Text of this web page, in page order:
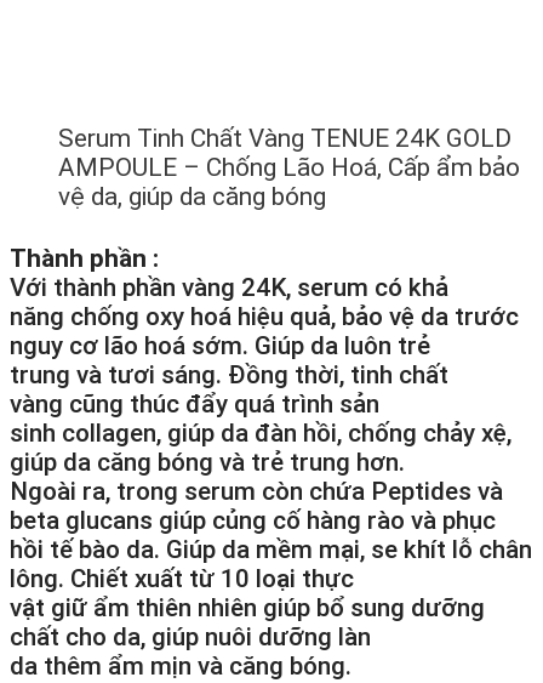
Serum Tinh Chất Vàng TENUE 24K GOLD
AMPOULE – Chống Lão Hoá, Cấp ẩm bảo
vệ da, giúp da căng bóng
Thành phần :
Với thành phần vàng 24K, serum có khả
năng chống oxy hoá hiệu quả, bảo vệ da trước
nguy cơ lão hoá sớm. Giúp da luôn trẻ
trung và tươi sáng. Đồng thời, tinh chất
vàng cũng thúc đẩy quá trình sản
sinh collagen, giúp da đàn hồi, chống chảy xệ,
giúp da căng bóng và trẻ trung hơn.
Ngoài ra, trong serum còn chứa Peptides và
beta glucans giúp củng cố hàng rào và phục
hồi tế bào da. Giúp da mềm mại, se khít lỗ chân
lông. Chiết xuất từ 10 loại thực
vật giữ ẩm thiên nhiên giúp bổ sung dưỡng
chất cho da, giúp nuôi dưỡng làn
da thêm ẩm mịn và căng bóng.